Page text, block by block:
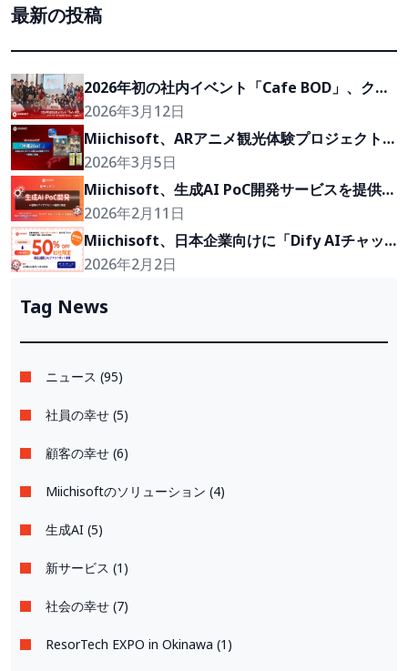
最新の投稿
2026年初の社内イベント「Cafe BOD」、クラ
イアントの『Growth Partner』を目指して
2026年3月12日
Miichisoft、ARアニメ観光体験プロジェクト
「沖縄2Go！」の開発に参画
2026年3月5日
Miichisoft、生成AI PoC開発サービスを提供開
始。アイデアを2〜4週間で実現可能なプロトタ
イプに。
2026年2月11日
Miichisoft、日本企業向けに「Dify AIチャッ
トボット」導入支援プランを50％割引で提供。
2026年2月2日
Tag News
ニュース (95)
社員の幸せ (5)
顧客の幸せ (6)
Miichisoftのソリューション (4)
生成AI (5)
新サービス (1)
社会の幸せ (7)
ResorTech EXPO in Okinawa (1)